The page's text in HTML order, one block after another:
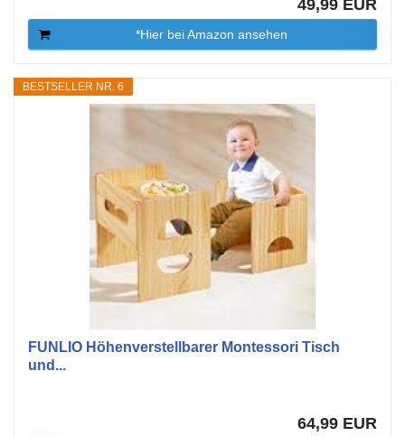
49,99 EUR
*Hier bei Amazon ansehen
BESTSELLER NR. 6
FUNLIO Höhenverstellbarer Montessori Tisch
und...
64,99 EUR